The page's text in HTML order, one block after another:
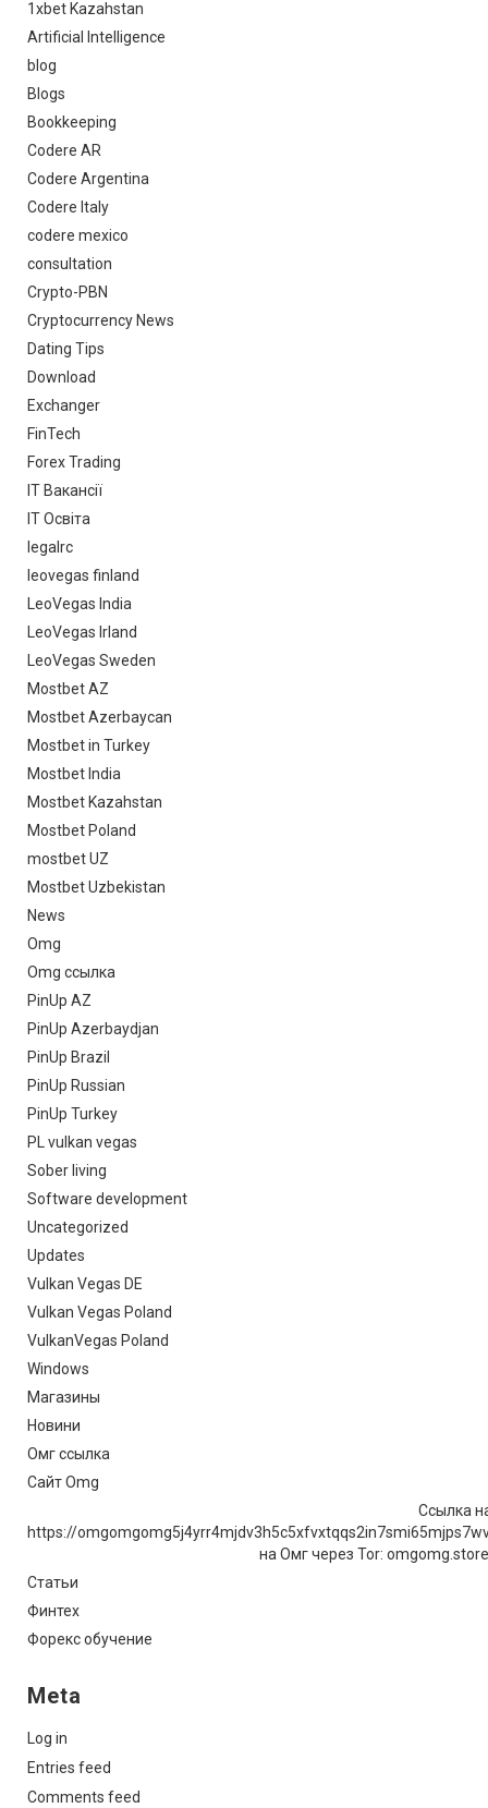
1xbet Kazahstan
Artificial Intelligence
blog
Blogs
Bookkeeping
Codere AR
Codere Argentina
Codere Italy
codere mexico
consultation
Crypto-PBN
Cryptocurrency News
Dating Tips
Download
Exchanger
FinTech
Forex Trading
IT Вакансії
IT Освіта
legalrc
leovegas finland
LeoVegas India
LeoVegas Irland
LeoVegas Sweden
Mostbet AZ
Mostbet Azerbaycan
Mostbet in Turkey
Mostbet India
Mostbet Kazahstan
Mostbet Poland
mostbet UZ
Mostbet Uzbekistan
News
Omg
Omg ссылка
PinUp AZ
PinUp Azerbaydjan
PinUp Brazil
PinUp Russian
PinUp Turkey
PL vulkan vegas
Sober living
Software development
Uncategorized
Updates
Vulkan Vegas DE
Vulkan Vegas Poland
VulkanVegas Poland
Windows
Магазины
Новини
Омг ссылка
Сайт Omg
Ссылка
https://
на Омг через Tor:
Статьи
Финтех
Форекс обучение
Meta
Log in
Entries feed
Comments feed